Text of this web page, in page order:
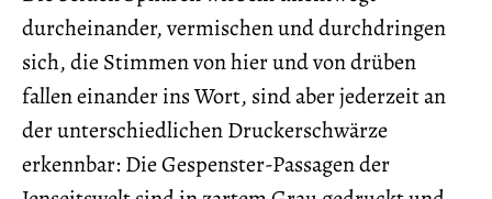
durcheinander, vermischen und durchdringen
sich, die Stimmen von hier und von drüben
fallen einander ins Wort, sind aber jederzeit an
der unterschiedlichen Druckerschwärze
erkennbar: Die Gespenster-Passagen der